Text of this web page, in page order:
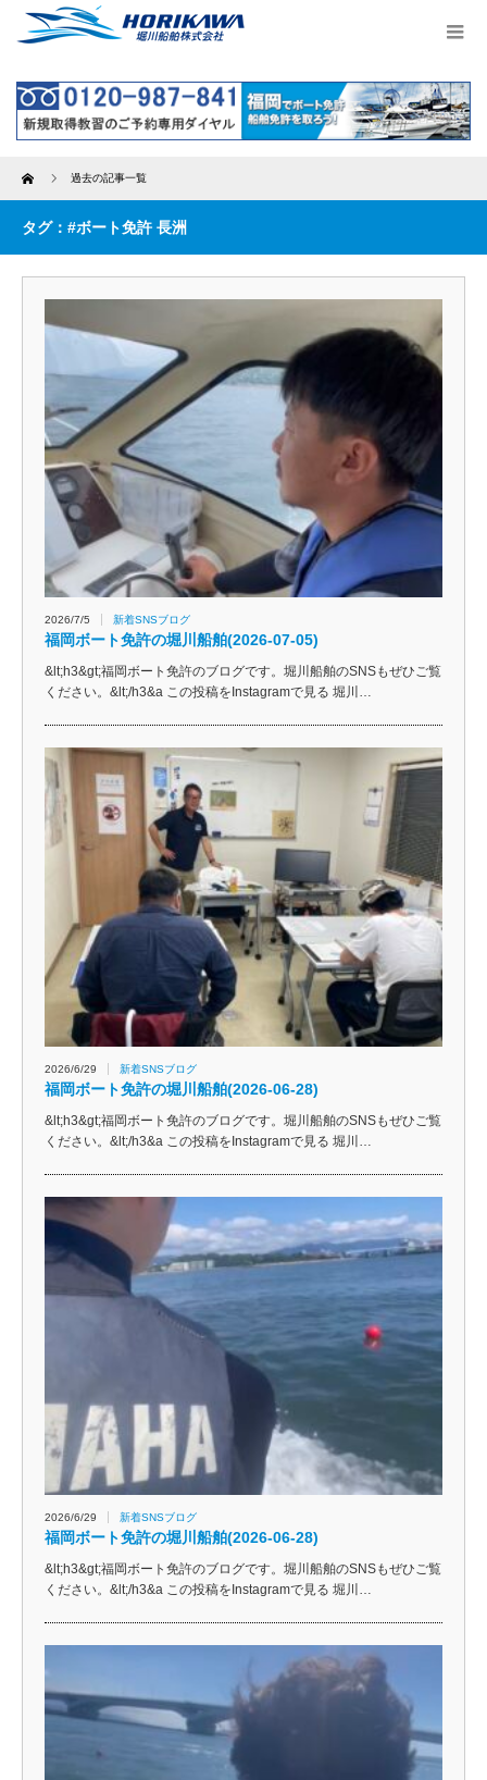
Home 過去の記事一覧
タグ：#ボート免許 長洲
2026/7/5 新着SNSブログ
福岡ボート免許の堀川船舶(2026-07-05)
&lt;h3&gt;福岡ボート免許のブログです。堀川船舶のSNSもぜひご覧
ください。&lt;/h3&a この投稿をInstagramで見る 堀川…
2026/6/29 新着SNSブログ
福岡ボート免許の堀川船舶(2026-06-28)
&lt;h3&gt;福岡ボート免許のブログです。堀川船舶のSNSもぜひご覧
ください。&lt;/h3&a この投稿をInstagramで見る 堀川…
2026/6/29 新着SNSブログ
福岡ボート免許の堀川船舶(2026-06-28)
&lt;h3&gt;福岡ボート免許のブログです。堀川船舶のSNSもぜひご覧
ください。&lt;/h3&a この投稿をInstagramで見る 堀川…